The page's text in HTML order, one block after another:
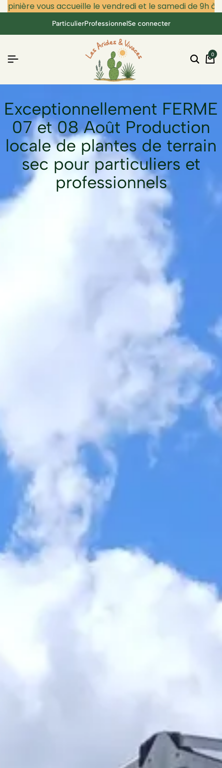
vous accueille le vendredi et le samedi de 9h à
ParticulierProfessionnelSe connecter
0
Exceptionnellement FERME
07 et 08 Août Production
locale de plantes de terrain
sec pour particuliers et
professionnels